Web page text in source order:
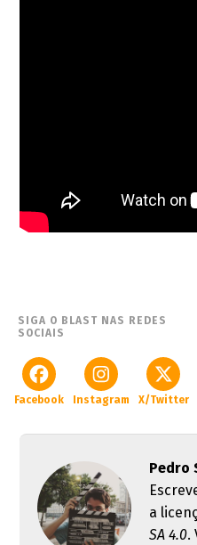
SIGA O BLAST NAS REDES
SOCIAIS
Facebook Instagram X/Twitter
Pedro
a
SA 4.0.